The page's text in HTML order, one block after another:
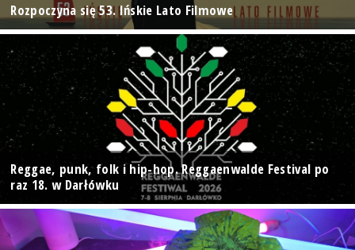
Rozpoczyna się 53. Ińskie Lato Filmowe
Reggae, punk, folk i hip-hop. Reggaenwalde Festival po
raz 18. w Darłówku